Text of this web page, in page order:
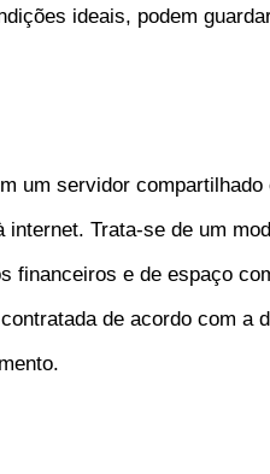
ideais, podem
um servidor
Trata-se de um
financeiros e de espaço
de acordo com a